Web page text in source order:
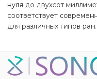
нуля до двухсот
соответствует
для различных типов ран.